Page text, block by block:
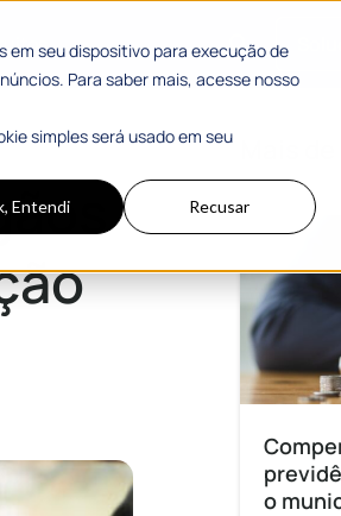
em seu dispositivo para execução de
Para saber mais, acesse nosso
simples será usado em seu
Entendi Recusar
o